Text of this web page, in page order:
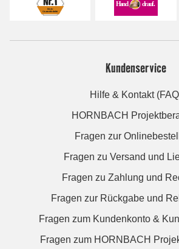
Kundenservice
Hilfe & Kontakt
HORNBACH
Fragen zur
Fragen zu Versand und
Fragen zu Zahlung und
Fragen zur Rückgabe und
Fragen zum Kundenkonto &
Fragen zum HORNBACH